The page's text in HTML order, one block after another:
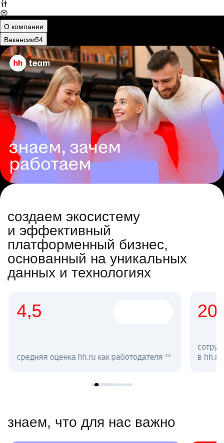
О компании
Вакансии54
создаем экосистему
и эффективный
платформенный бизнес,
основанный на уникальных
данных и технологиях
4,5
средняя оценка hh.ru как работодателя **
в hh.ru
знаем, что для нас важно